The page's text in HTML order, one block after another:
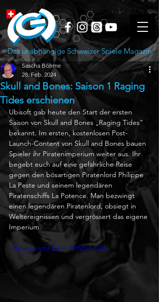
Das unabhängige Schweizer Spiele Magazin
Skull and Bones: Saison 1 Raging
Tides erschienen
Sascha Böhme
28. Feb. 2024
Ubisoft gab heute den Start der ersten
Saison von Skull and Bones „Raging Tides“
bekannt. Im ersten, kostenlosen Post-
Launch-Content von Skull and Bones bauen
Spieler ihr Piratenimperium weiter aus. Ihr
begebt euch auf eine gefährliche Reise
gegen den bösartigen Piratenlord Philippe
La Peste und seinem legendären
Piratenschiffs La Potence. Man bezwingt
einen legendären Piratenlord, obsiegt in
Weltereignissen und vergrössert das eigene
Imperium.
https://youtu.be/m8JW8zXRUBc